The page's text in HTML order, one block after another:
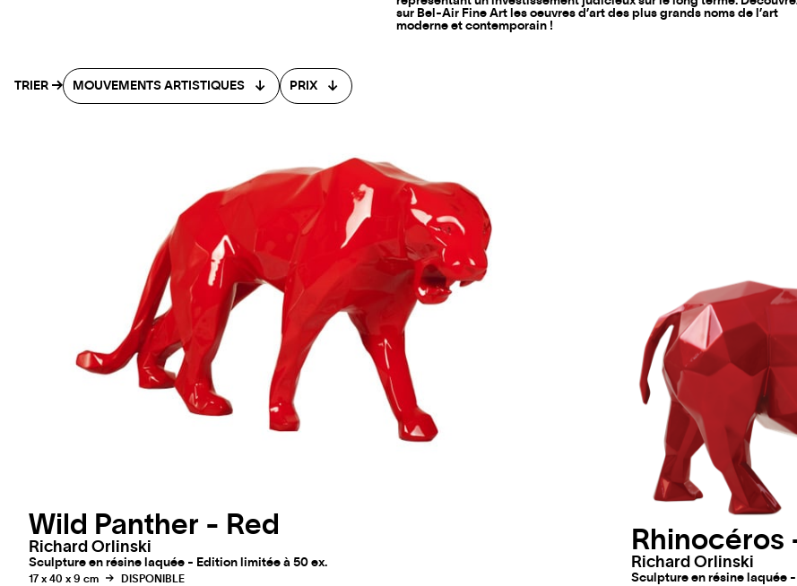
sur Bel-Air Fine Art les oeuvres d’art des plus grands noms de l’art
moderne et contemporain !
TRIER MOUVEMENTS ARTISTIQUES PRIX
Wild Panther - Red
Richard Orlinski
Sculpture en résine laquée - Edition limitée à 50 ex.
17 x 40 x 9 cm
DISPONIBLE
Rhinocéros
Richard Orlinski
Sculpture en résine laquée